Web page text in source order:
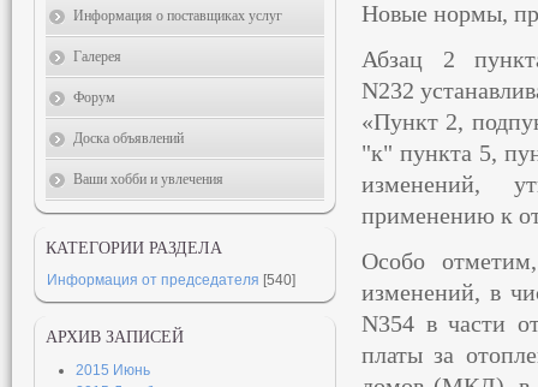
Новые нормы,
Абзац 2
N232
«Пункт 2,
"к" пункта 5,
изменений,
применению к
Особо
изменений, в
N354 в части
платы за
Информация о поставщиках услуг
Галерея
Форум
Доска объявлений
Ваши хобби и увлечения
КАТЕГОРИИ РАЗДЕЛА
Информация от председателя [540]
АРХИВ ЗАПИСЕЙ
2015 Июнь